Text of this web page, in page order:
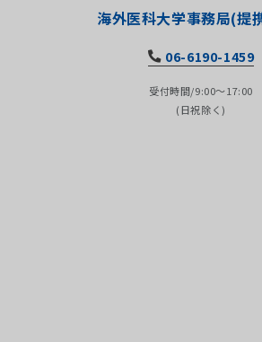
海外医科大学事務局(提
06-6190-1459
受付時間/9:00～17:00
(日祝除く)